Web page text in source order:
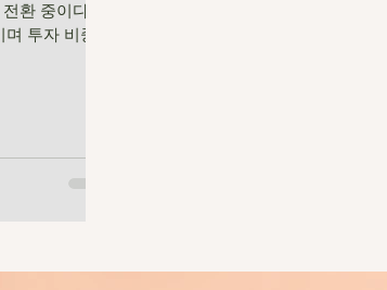
환 중이다. AI
투자 비중
봇 산업을
. 전체 프로젝